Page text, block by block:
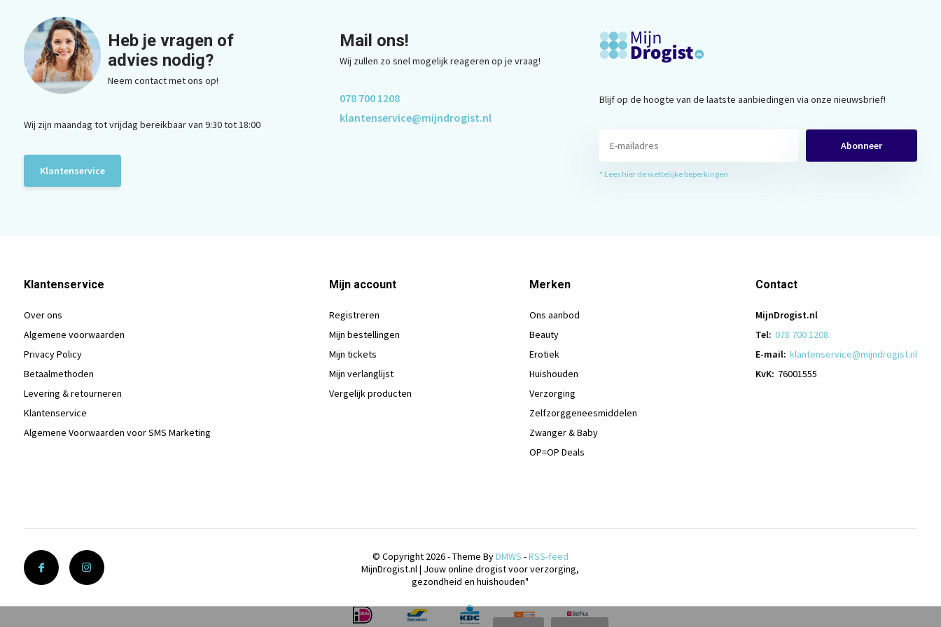
Heb je vragen of
advies nodig?
Neem contact met ons op!
Wij zijn maandag tot vrijdag bereikbaar van 9:30 tot 18:00
Klantenservice
Mail ons!
Wij zullen zo snel mogelijk reageren op je vraag!
078 700 1208
klantenservice@mijndrogist.nl
Blijf op de hoogte van de laatste aanbiedingen via onze nieuwsbrief!
Abonneer
* Lees hier de wettelijke beperkingen
Klantenservice
Over ons
Algemene voorwaarden
Privacy Policy
Betaalmethoden
Levering & retourneren
Klantenservice
Algemene Voorwaarden voor SMS Marketing
Mijn account
Registreren
Mijn bestellingen
Mijn tickets
Mijn verlanglijst
Vergelijk producten
Merken
Ons aanbod
Beauty
Erotiek
Huishouden
Verzorging
Zelfzorggeneesmiddelen
Zwanger & Baby
OP=OP Deals
Contact
MijnDrogist.nl
Tel: 078 700 1208
E-mail: klantenservice@mijndrogist.nl
KvK: 76001555
© Copyright 2026 - Theme ByDMWS -RSS-feed
MijnDrogist.nl | Jouw online drogist voor verzorging,
gezondheid en huishouden"